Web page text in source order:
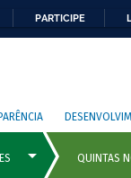
PARTICIPE